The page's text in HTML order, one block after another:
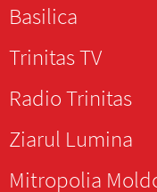
Basilica
Trinitas TV
Radio Trinitas
Ziarul Lumina
Mitropolia